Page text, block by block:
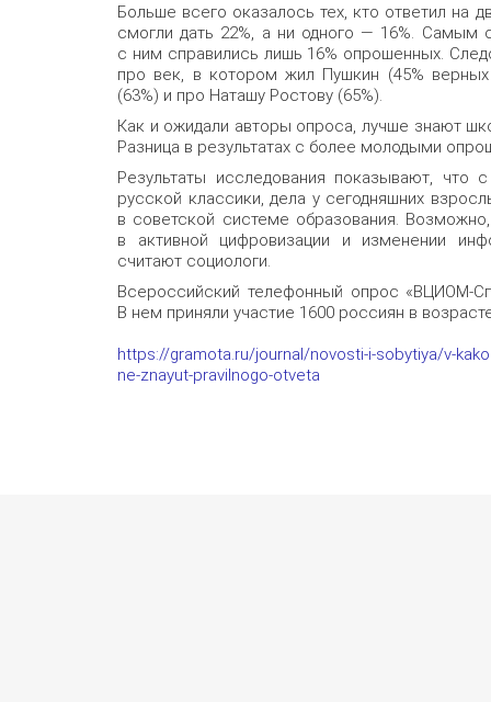
Больше всего оказалось тех, кто ответил на
смогли дать 22%, а ни одного — 16%.
с ним справились лишь 16% опрошенных.
про век, в котором жил Пушкин (45%
(63%) и про Наташу Ростову (65%).
Как и ожидали авторы опроса, лучше знают
Разница в результатах с более молодыми
Результаты исследования показывают,
русской классики, дела у сегодняшних
в советской системе образования.
в активной цифровизации и изменении
считают социологи.
Всероссийский телефонный опрос «ВЦИОМ-
В нем приняли участие 1600 россиян в
https://gramota.ru/journal/novosti-i-sobytiya/v-
ne-znayut-pravilnogo-otveta